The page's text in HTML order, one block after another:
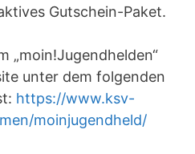
Gutschein-Paket.
„moin!Jugendhelden“
unter dem folgenden
https://www.ksv-
moinjugendheld/